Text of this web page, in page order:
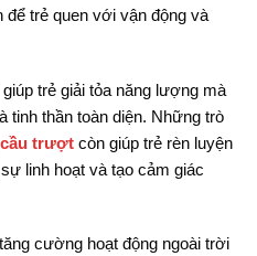
để trẻ quen với vận động và
trẻ giải tỏa năng lượng mà
tinh thần toàn diện. Những trò
cầu trượt còn giúp trẻ rèn luyện
linh hoạt và tạo cảm giác
cường hoạt động ngoài trời